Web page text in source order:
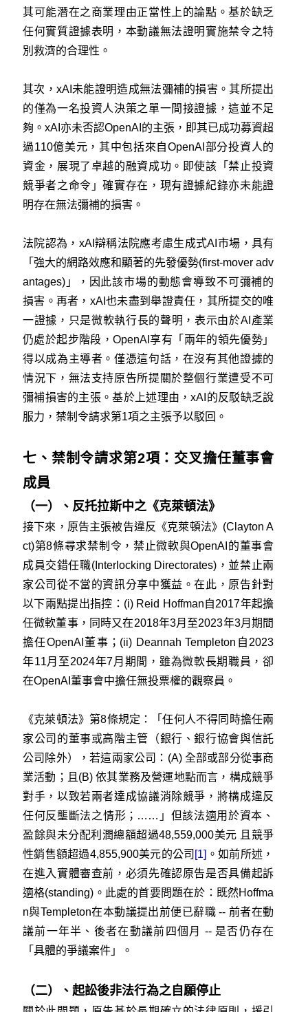
其可能潛在之商業理由正當性上的論點。基於缺乏
任何實質證據表明，本動議無法證明實施禁令之特
別救濟的合理性。
其次，xAI未能證明造成無法彌補的損害。其所提出
的僅為一名投資人決策之單一間接證據，這並不足
夠。xAI亦未否認OpenAI的主張，即其已成功募資超
過110億美元，其中包括來自OpenAI部分投資人的
資金，展現了卓越的融資成功。即使該「禁止投資
競爭者之命令」確實存在，現有證據紀錄亦未能證
明存在無法彌補的損害。
法院認為，xAI辯稱法院應考慮生成式AI市場，具有
「強大的網路效應和顯著的先發優勢(first-mover adv
antages)」，因此該市場的動態會導致不可彌補的
損害。再者，xAI也未盡到舉證責任，其所提交的唯
一證據，只是微軟執行長的聲明，表示由於AI產業
仍處於起步階段，OpenAI享有「兩年的領先優勢」
得以成為主導者。僅憑這句話，在沒有其他證據的
情況下，無法支持原告所提關於整個行業遭受不可
彌補損害的主張。基於上述理由，xAI的反駁缺乏說
服力，禁制令請求第1項之主張予以駁回。
七、禁制令請求第2項：交叉擔任董事會
成員
（一）、反托拉斯中之《克萊頓法》
接下來，原告主張被告違反 《克萊頓法》(Clayton A
ct)第8條尋求禁制令，禁止微軟與OpenAI的董事會
成員交錯任職(Interlocking Directorates)，並禁止兩
家公司從不當的資訊分享中獲益。在此，原告針對
以下兩點提出指控：(i) Reid Hoffman自2017年起擔
任微軟董事，同時又在2018年3月至2023年3月期間
擔任OpenAI董事；(ii) Deannah Templeton自2023
年11月至2024年7月期間，雖為微軟長期職員，卻
在OpenAI董事會中擔任無投票權的觀察員。
《克萊頓法》第8條規定：「任何人不得同時擔任兩
家公司的董事或高階主管（銀行、銀行協會與信託
公司除外），若這兩家公司：(A) 全部或部分從事商
業活動；且(B) 依其業務及營運地點而言，構成競爭
對手，以致若兩者達成協議消除競爭，將構成違反
任何反壟斷法之情形；……」但該法適用於資本、
盈餘與未分配利潤總額超過48,559,000美元 且競爭
性銷售額超過4,855,900美元的公司 [1] 。如前所述，
在進入實體審查前，必須先確認原告是否具備起訴
適格(standing)。此處的首要問題在於：既然Hoffma
n與Templeton在本動議提出前便已辭職 -- 前者在動
議前一年半、後者在動議前四個月 -- 是否仍存在
「具體的爭議案件」。
（二）、起訟後非法行為之自願停止